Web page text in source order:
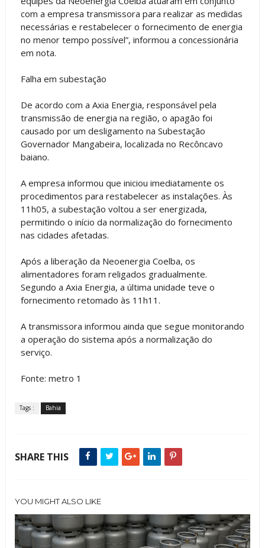
com a empresa transmissora para realizar as medidas
necessárias e restabelecer o fornecimento de energia
no menor tempo possível”, informou a concessionária
em nota.
Falha em subestação
De acordo com a Axia Energia, responsável pela
transmissão de energia na região, o apagão foi
causado por um desligamento na Subestação
Governador Mangabeira, localizada no Recôncavo
baiano.
A empresa informou que iniciou imediatamente os
procedimentos para restabelecer as instalações. Às
11h05, a subestação voltou a ser energizada,
permitindo o início da normalização do fornecimento
nas cidades afetadas.
Após a liberação da Neoenergia Coelba, os
alimentadores foram religados gradualmente.
Segundo a Axia Energia, a última unidade teve o
fornecimento retomado às 11h11.
A transmissora informou ainda que segue monitorando
a operação do sistema após a normalização do
serviço.
Fonte: metro 1
Tags : Bahia
SHARE THIS
YOU MIGHT ALSO LIKE